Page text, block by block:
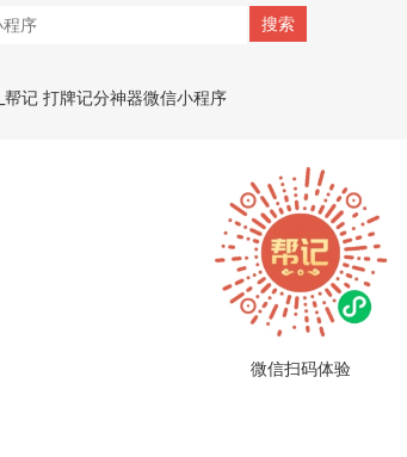
记 打牌记分神器微信小程序
微信扫码体验